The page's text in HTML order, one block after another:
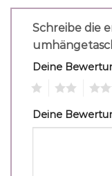
Schreibe die
Deine
Deine